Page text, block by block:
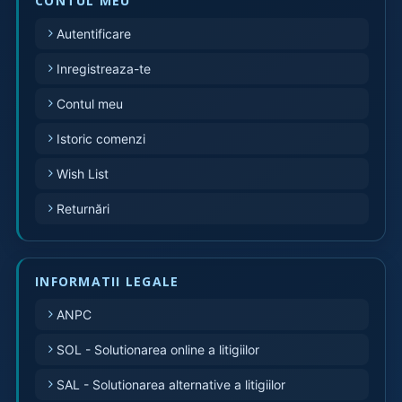
Autentificare
Inregistreaza-te
Contul meu
Istoric comenzi
Wish List
Returnări
INFORMATII LEGALE
ANPC
SOL - Solutionarea online a litigiilor
SAL - Solutionarea alternative a litigiilor